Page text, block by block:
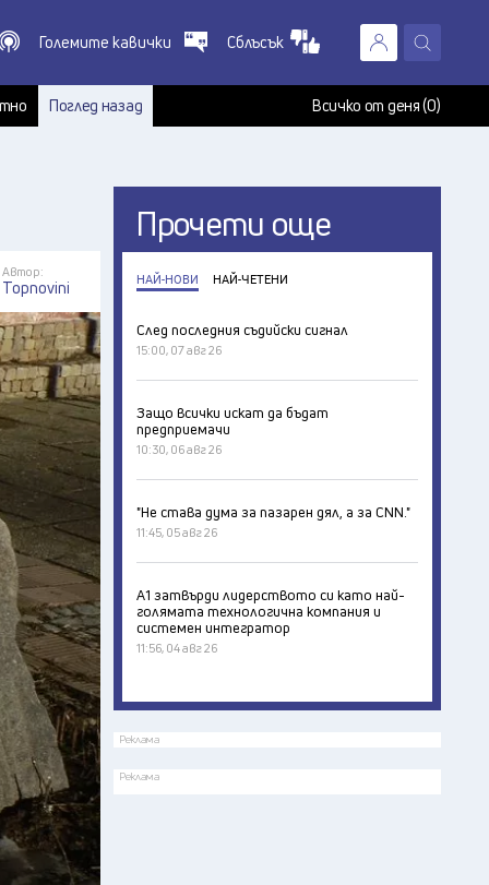
X
Големите кавички Сблъсък
Поглед назад Всичко от деня (0)
Автор:
Topnovini
Прочети още
НАЙ-НОВИ НАЙ-ЧЕТЕНИ
След последния съдийски сигнал
15:00, 07 авг 26
Защо всички искат да бъдат
предприемачи
10:30, 06 авг 26
"Не става дума за пазарен дял, а за CNN."
11:45, 05 авг 26
А1 затвърди лидерството си като най-
голямата технологична компания и
системен интегратор
11:56, 04 авг 26
Реклама
Реклама